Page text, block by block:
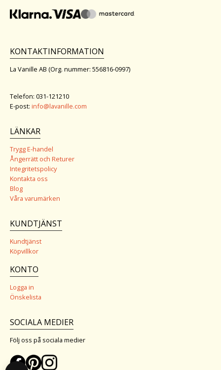
KONTAKTINFORMATION
La Vanille AB (Org. nummer: 556816-0997)
Telefon: 031-121210
E-post: info@lavanille.com
LÄNKAR
Trygg E-handel
Ångerrätt och Returer
Integritetspolicy
Kontakta oss
Blog
Våra varumärken
KUNDTJÄNST
Kundtjänst
Köpvillkor
KONTO
Logga in
Önskelista
SOCIALA MEDIER
Följ oss på sociala medier